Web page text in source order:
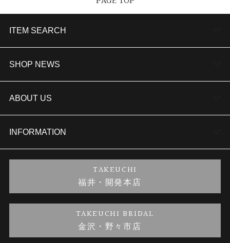
ITEM SEARCH
婚約指輪
結婚指輪
セットリング
婚約ネックレス
金・プラチナのお取引
SHOP NEWS
TAKEUCHI BRIDAL金沢本店情報
商品一覧
ブランドリスト
金澤指輪工房｜手作りペアリング
金澤指輪工房｜手作り結婚指輪 and 婚約指輪
ABOUT US
会社概要
お客様の声
INFORMATION
プライバシーポリシー
TAKEUCHI
福井・開発本店
TAKEUCHI BRIDAL
金沢・野々市店